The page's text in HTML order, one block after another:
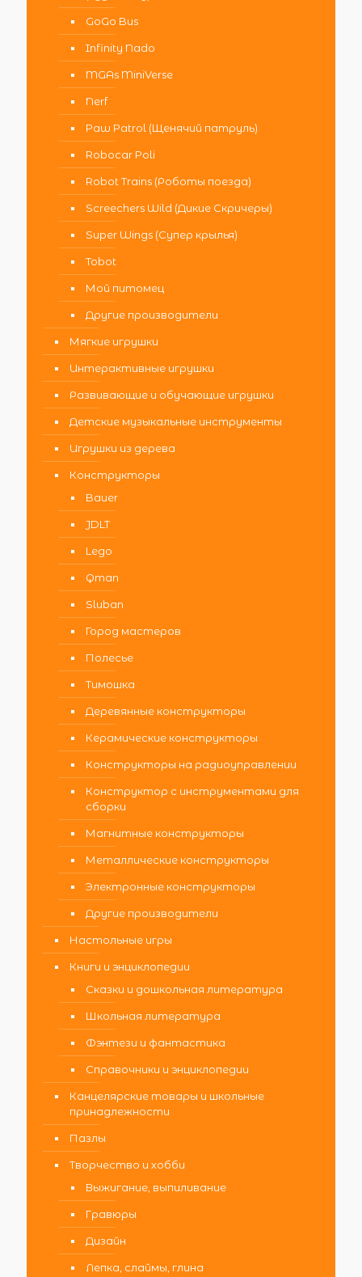
GoGo Bus
Infinity Nado
MGAs MiniVerse
Nerf
Paw Patrol (Щенячий патруль)
Robocar Poli
Robot Trains (Роботы поезда)
Screechers Wild (Дикие Скричеры)
Super Wings (Супер крылья)
Tobot
Мой питомец
Другие производители
Мягкие игрушки
Интерактивные игрушки
Развивающие и обучающие игрушки
Детские музыкальные инструменты
Игрушки из дерева
Конструкторы
Bauer
JDLT
Lego
Qman
Sluban
Город мастеров
Полесье
Тимошка
Деревянные конструкторы
Керамические конструкторы
Конструкторы на радиоуправлении
Конструктор с инструментами для
сборки
Магнитные конструкторы
Металлические конструкторы
Электронные конструкторы
Другие производители
Настольные игры
Книги и энциклопедии
Сказки и дошкольная литература
Школьная литература
Фэнтези и фантастика
Справочники и энциклопедии
Канцелярские товары и школьные
принадлежности
Пазлы
Творчество и хобби
Выжигание, выпиливание
Гравюры
Дизайн
Лепка, слаймы, глина